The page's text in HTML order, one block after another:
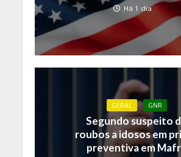
Há 1 dia
GERAL GNR
Segundo suspeito
roubos a idosos em
preventiva em